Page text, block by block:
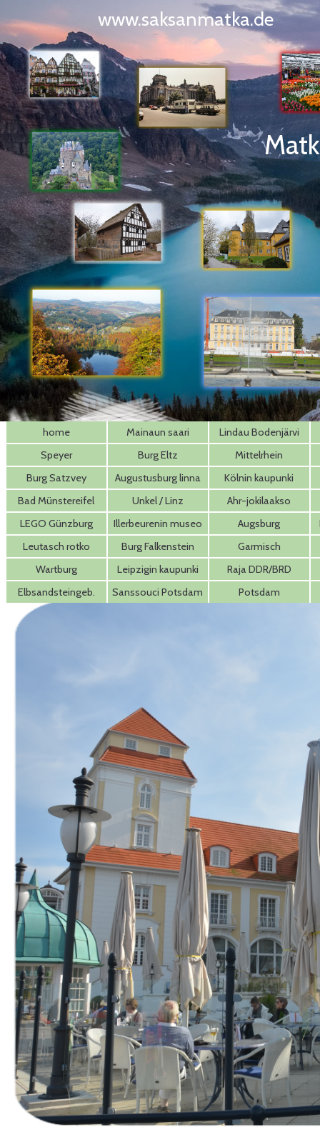
home Mainaun saari
Lindau Bodenjärvi
Speyer
Burg Eltz
Mittelrhein
Burg Satzvey
Augustusburg linna
Kölnin kaupunki
Bad Münstereifel
Unkel / Linz
Ahr-jokilaakso
LEGO Günzburg
Illerbeurenin museo Augsburg
Leutasch rotko
Burg Falkenstein
Garmisch
Wartburg
Leipzigin kaupunki
Raja DDR/BRD
Elbsandsteingeb.
Sanssouci Potsdam Potsdam
www.saksanmatka.de
Binz Rügen